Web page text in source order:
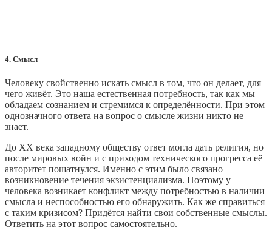
4. Смысл
Человеку свойственно искать смысл в том, что он делает, для
чего живёт. Это наша естественная потребность, так как мы
обладаем сознанием и стремимся к определённости. При этом
однозначного ответа на вопрос о смысле жизни никто не
знает.
До XX века западному обществу ответ могла дать религия, но
после мировых войн и с приходом технического прогресса её
авторитет пошатнулся. Именно с этим было связано
возникновение течения экзистенциализма. Поэтому у
человека возникает конфликт между потребностью в наличии
смысла и неспособностью его обнаружить. Как же справиться
с таким кризисом? Придётся найти свои собственные смыслы.
Ответить на этот вопрос самостоятельно.